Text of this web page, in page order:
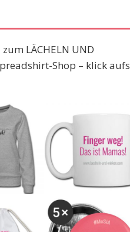
zum LÄCHELN UND
Shop – klick aufs